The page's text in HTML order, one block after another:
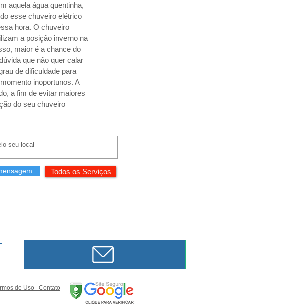
aquela água quentinha,
esse chuveiro elétrico
hora. O chuveiro
a posição inverno na
maior é a chance do
que não quer calar
de dificuldade para
inoportunos. A
a fim de evitar maiores
do seu chuveiro
Todos os Serviços
de Uso Contato